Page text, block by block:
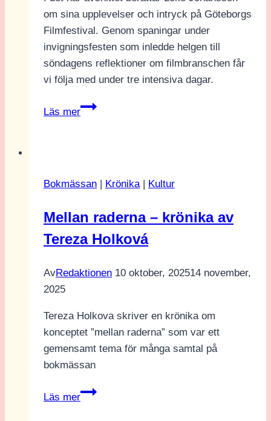
om sina upplevelser och intryck på Göteborgs
Filmfestival. Genom spaningar under
invigningsfesten som inledde helgen till
söndagens reflektioner om filmbranschen får
vi följa med under tre intensiva dagar.
Läs mer
Göteborgs
Bokmässan
Krönika| Kultur
Mellan raderna – krönika av
Tereza Holková
AvRedaktionen 10 oktober, 202514 november,
2025
Tereza Holkova skriver en krönika om
konceptet ”mellan raderna” som var ett
gemensamt tema för många samtal på
bokmässan
Läs mer
Mellan